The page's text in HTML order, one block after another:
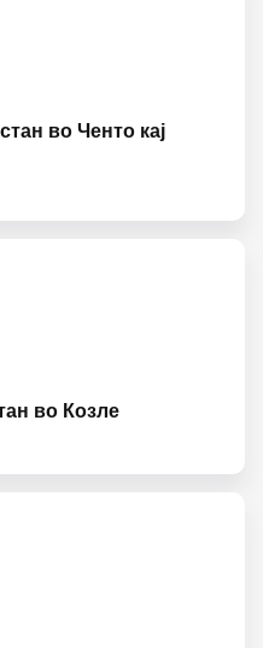
во Ченто кај
во Козле